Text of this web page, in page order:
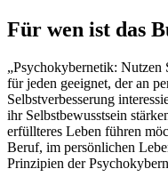
Für wen ist das
„Psychokybernetik: Nutzen
für jeden geeignet, der an
Selbstverbesserung
ihr Selbstbewusstsein
erfüllteres Leben führen
Beruf, im persönlichen
Prinzipien der